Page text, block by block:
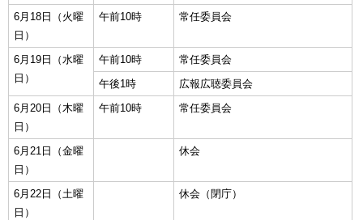
6月18日（火曜
日）
午前10時 常任委員会
6月19日（水曜
日）
午前10時
常任委員会
午後1時
広報広聴委員会
6月20日（木曜
日）
午前10時 常任委員会
6月21日（金曜
日）
休会
6月22日（土曜
日）
休会（閉庁）